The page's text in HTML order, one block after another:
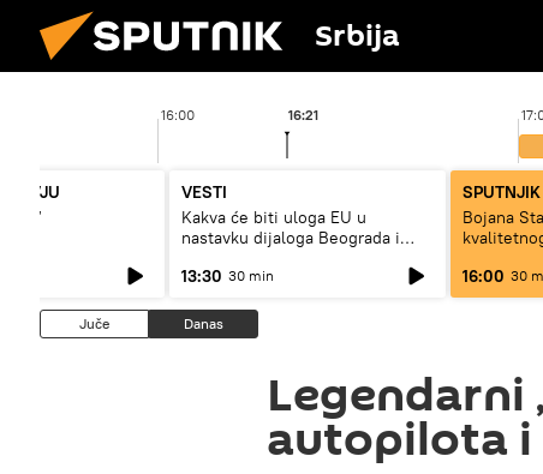
Srbija
16:00 16:21
VESTI
Kakva će biti uloga EU u
nastavku dijaloga Beograda i
13:30 30 min
Bojana
16:00 30
Juče Danas
Legendarni
autopilota i